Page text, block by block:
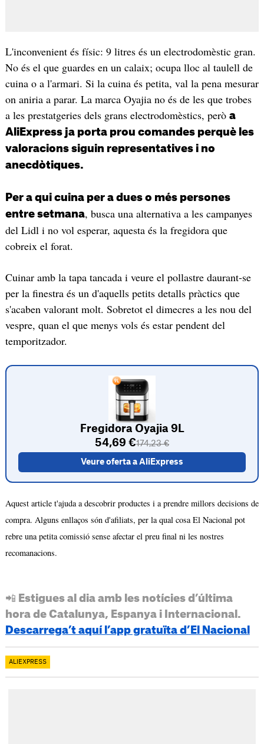
L'inconvenient és físic: 9 litres és un electrodomèstic gran.
No és el que guardes en un calaix; ocupa lloc al taulell de
cuina o a l'armari. Si la cuina és petita, val la pena mesurar
on aniria a parar. La marca Oyajia no és de les que trobes
a les prestatgeries dels grans electrodomèstics, però a
AliExpress ja porta prou comandes perquè les
valoracions siguin representatives i no
anecdòtiques.
Per a qui cuina per a dues o més persones
entre setmana, busca una alternativa a les campanyes
del Lidl i no vol esperar, aquesta és la fregidora que
cobreix el forat.
Cuinar amb la tapa tancada i veure el pollastre daurant-se
per la finestra és un d'aquells petits detalls pràctics que
s'acaben valorant molt. Sobretot el dimecres a les nou del
vespre, quan el que menys vols és estar pendent del
temporitzador.
Fregidora Oyajia 9L
54,69 €174,23 €
Veure oferta a AliExpress
Aquest article t'ajuda a descobrir productes i a prendre millors decisions de
compra. Alguns enllaços són d'afiliats, per la qual cosa El Nacional pot
rebre una petita comissió sense afectar el preu final ni les nostres
recomanacions.
📲 Estigues al dia amb les notícies d’última
hora de Catalunya, Espanya i Internacional.
Descarrega’t aquí l’app gratuïta d’El Nacional
ALIEXPRESS